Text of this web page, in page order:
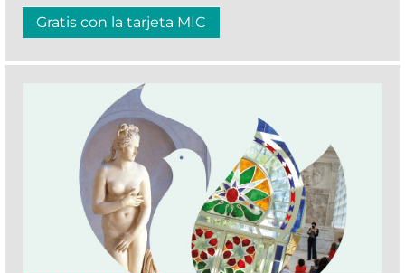
Gratis con la tarjeta MIC